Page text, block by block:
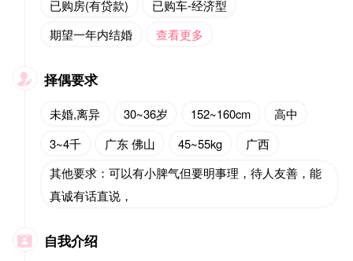
已购房(有贷款)
已购车-经济型
期望一年内结婚
查看更多
 择偶要求
未婚,离异 30~36岁 152~160cm
高中
3~4千
广东 佛山 45~55kg
广西
其他要求：可以有小脾气但要明事理，待人友善，能
真诚有话直说，
 自我介绍